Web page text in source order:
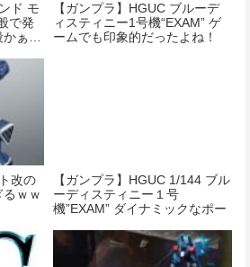
ド モ
で発
ぁ…
【ガンプラ】HGUC ブルーデ
ィスティニー1号機“EXAM” ゲ
ームでも印象的だったよね！
改の
ｗｗ
【ガンプラ】HGUC 1/144 ブル
ーディスティニー１号
機”EXAM” ダイナミックなポー